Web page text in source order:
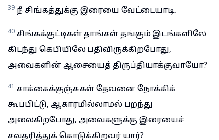
39 நீ சிங்கத்துக்கு இரையை வேட்டையாடி,
40 சிங்கக்குட்டிகள் தாங்கள் தங்கும் இடங்களிலே
கிடந்து கெபியிலே பதிவிருக்கிறபோது,
அவைகளின் ஆசையைத் திருப்தியாக்குவாயோ?
41 காக்கைக்குஞ்சுகள் தேவனை நோக்கிக்
கூப்பிட்டு, ஆகாரமில்லாமல் பறந்து
அலைகிறபோது, அவைகளுக்கு இரையைச்
சவதரித்துக் கொடுக்கிறவர் யார்?